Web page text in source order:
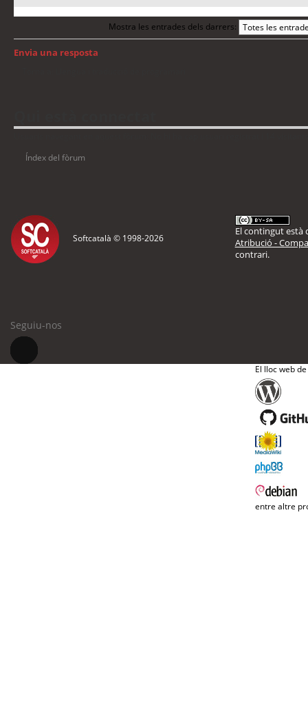
Mostra les entrades dels darrers:
Envia una resposta
Índex del fòrum
Softcatalà © 1998-2026
El contingut està
Atribució -
contrari.
Seguiu-nos
El lloc web
entre altre